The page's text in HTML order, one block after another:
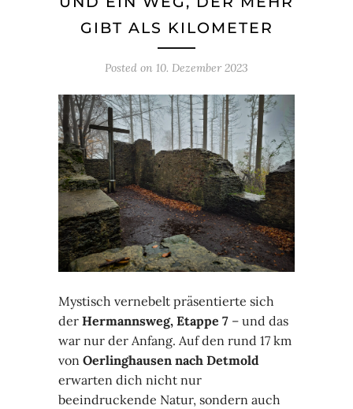
GIBT ALS KILOMETER
Posted on 10. Dezember 2023
Mystisch vernebelt präsentierte sich
der Hermannsweg, Etappe 7 – und das
war nur der Anfang. Auf den rund 17 km
von Oerlinghausen nach Detmold
erwarten dich nicht nur
beeindruckende Natur, sondern auch